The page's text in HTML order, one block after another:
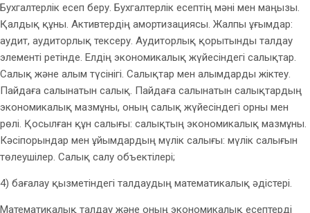
Бухгалтерлік есеп беру. Бухгалтерлік есептің мәні мен маңызы.
Қалдық құны. Активтердің амортизациясы. Жалпы ұғымдар:
аудит, аудиторлық тексеру. Аудиторлық қорытынды талдау
элементі ретінде. Елдің экономикалық жүйесіндегі салықтар.
Салық және алым түсінігі. Салықтар мен алымдарды жіктеу.
Пайдаға салынатын салық. Пайдаға салынатын салықтардың
экономикалық мазмұны, оның салық жүйесіндегі орны мен
рөлі. Қосылған құн салығы: салықтың экономикалық мазмұны.
Кәсіпорындар мен ұйымдардың мүлік салығы: мүлік салығын
төлеушілер. Салық салу объектілері;
4) бағалау қызметіндегі талдаудың математикалық әдістері.
Математикалық талдау және оның экономикалық есептерді